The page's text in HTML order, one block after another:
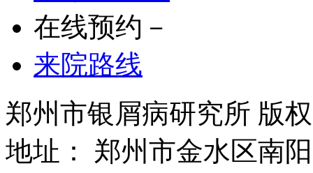
在线预约－
来院路线
郑州市银屑病研究所 版
地址： 郑州市金水区南